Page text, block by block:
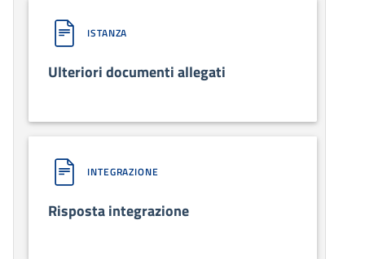
ISTANZA
Ulteriori documenti allegati
INTEGRAZIONE
Risposta integrazione